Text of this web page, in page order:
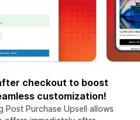
checkout to boost
customization!
Post Purchase Upsell allows